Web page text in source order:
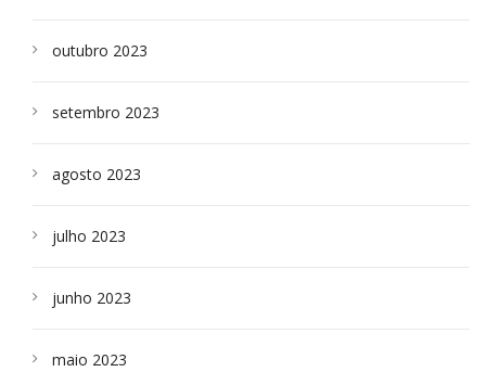
outubro 2023
setembro 2023
agosto 2023
julho 2023
junho 2023
maio 2023